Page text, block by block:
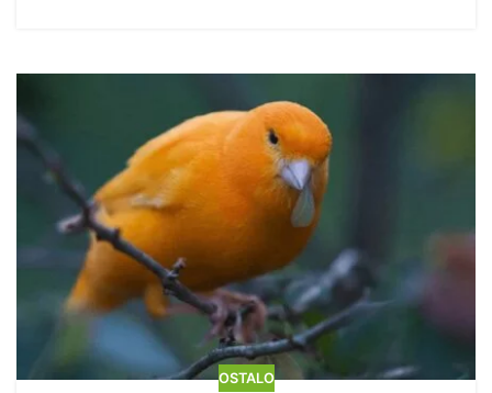
OSTALO